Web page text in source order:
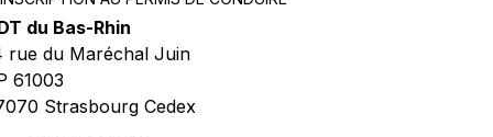
du Bas-Rhin
rue du Maréchal Juin
61003
Strasbourg Cedex